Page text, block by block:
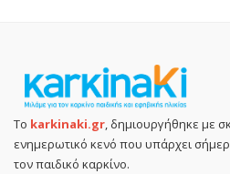
Το karkinaki.gr, δημιουργήθηκε με
ενημερωτικό κενό που υπάρχει
τον παιδικό καρκίνο.